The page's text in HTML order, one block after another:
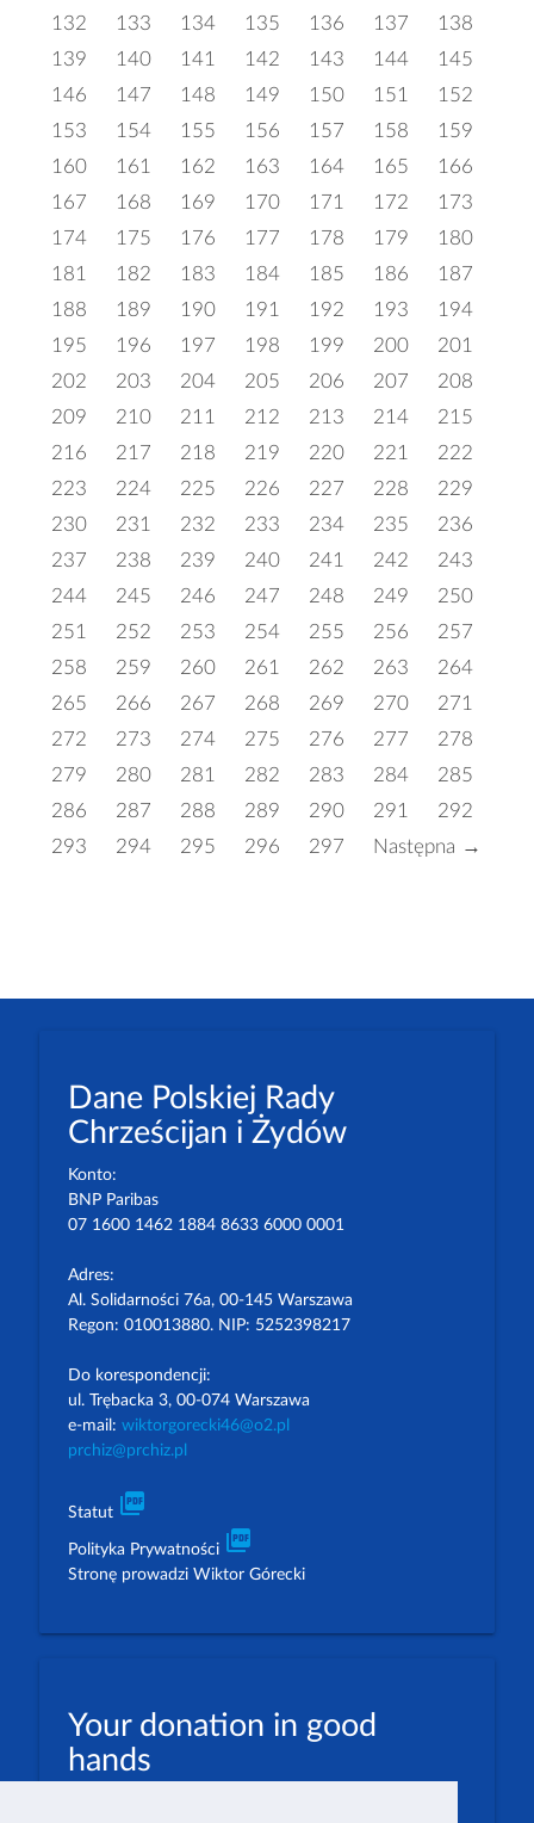
132
133 134 135 136 137
138
139
140 141 142 143 144
145
146
147 148 149 150 151
152
153
154 155 156 157 158
159
160
161 162 163 164 165
166
167
168 169 170 171 172
173
174
175 176 177 178 179
180
181
182 183 184 185 186
187
188
189 190 191 192 193
194
195
196 197 198 199 200
201
202
203 204 205 206 207
208
209
210 211 212 213 214
215
216
217 218 219 220 221
222
223
224 225 226 227 228
229
230
231 232 233 234 235
236
237
238 239 240 241 242
243
244
245 246 247 248 249
250
251
252 253 254 255 256
257
258
259 260 261 262 263
264
265
266 267 268 269 270
271
272
273 274 275 276 277
278
279
280 281 282 283 284
285
286
287 288 289 290 291
292
293
294 295 296 297 Następna →
Dane Polskiej Rady
Chrześcijan i Żydów
Konto:
BNP Paribas
07 1600 1462 1884 8633 6000 0001
Adres:
Al. Solidarności 76a, 00-145 Warszawa
Regon: 010013880. NIP: 5252398217
Do korespondencji:
ul. Trębacka 3, 00-074 Warszawa
e-mail: wiktorgorecki46@o2.pl
prchiz@prchiz.pl
Statut picture_as_pdf
Polityka Prywatności picture_as_pdf
Stronę prowadzi Wiktor Górecki
Your donation in good
hands